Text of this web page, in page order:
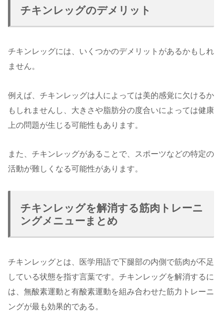
チキンレッグのデメリット
チキンレッグには、いくつかのデメリットがあるかもしれ
ません。
例えば、チキンレッグは人によっては美的感覚に欠けるか
もしれませんし、大きさや脂肪分の度合いによっては健康
上の問題が生じる可能性もあります。
また、チキンレッグがあることで、スポーツなどの特定の
活動が難しくなる可能性があります。
チキンレッグを解消する筋肉トレーニ
ングメニューまとめ
チキンレッグとは、医学用語で下腿部の内側で筋肉が不足
している状態を指す言葉です。チキンレッグを解消するに
は、無酸素運動と有酸素運動を組み合わせた筋力トレーニ
ングが最も効果的である。